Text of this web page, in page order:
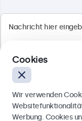
Berliner Allee
Deutsch
Cookies
Wir verwenden
Werbung. Cookies